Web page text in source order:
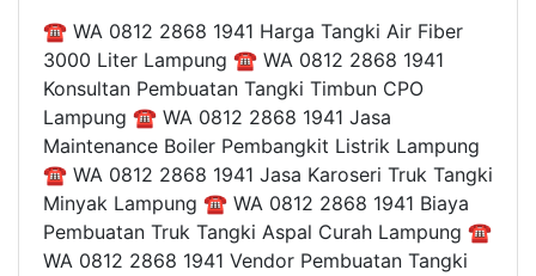
☎ WA 0812 2868 1941 Harga Tangki Air Fiber
3000 Liter Lampung ☎ WA 0812 2868 1941
Konsultan Pembuatan Tangki Timbun CPO
Lampung ☎ WA 0812 2868 1941 Jasa
Maintenance Boiler Pembangkit Listrik Lampung
☎ WA 0812 2868 1941 Jasa Karoseri Truk Tangki
Minyak Lampung ☎ WA 0812 2868 1941 Biaya
Pembuatan Truk Tangki Aspal Curah Lampung ☎
WA 0812 2868 1941 Vendor Pembuatan Tangki